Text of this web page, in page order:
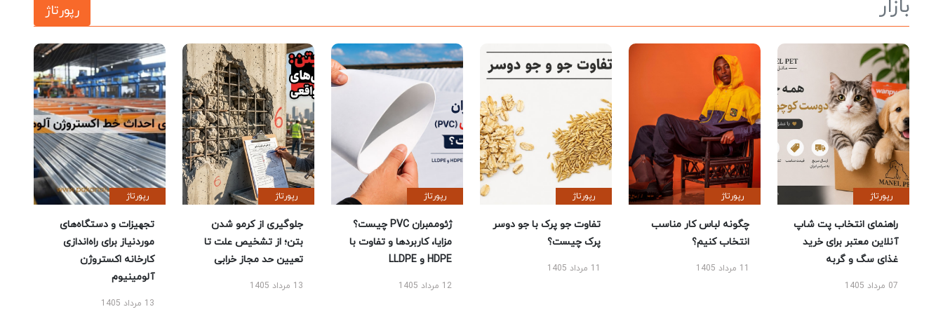
بازار رپورتاژ
رپورتاژ
راهنمای انتخاب پت شاپ
آنلاین معتبر برای خرید
غذای سگ و گربه
07 مرداد 1405
رپورتاژ
چگونه لباس کار مناسب
انتخاب کنیم؟
11 مرداد 1405
رپورتاژ
تفاوت جو پرک با جو دوسر
پرک چیست؟
11 مرداد 1405
رپورتاژ
ژئوممبران PVC چیست؟
مزایا، کاربردها و تفاوت با
HDPE و LLDPE
12 مرداد 1405
رپورتاژ
جلوگیری از کرمو شدن
بتن؛ از تشخیص علت تا
تعیین حد مجاز خرابی
13 مرداد 1405
رپورتاژ
تجهیزات و دستگاه‌های
موردنیاز برای راه‌اندازی
کارخانه اکستروژن
آلومینیوم
13 مرداد 1405